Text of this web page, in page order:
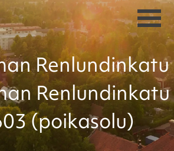
Renlundinkatu
Renlundinkatu
(poikasolu)